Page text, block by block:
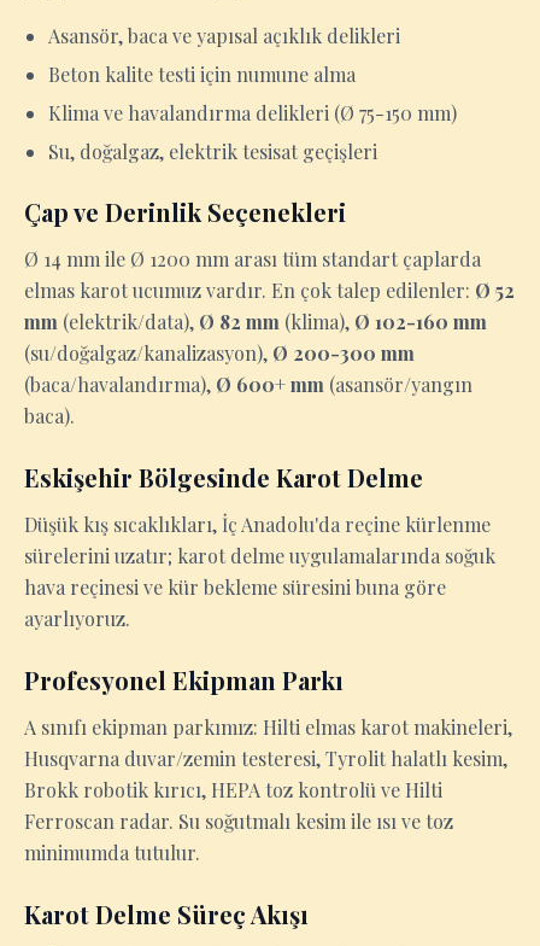
Asansör, baca ve yapısal açıklık delikleri
Beton kalite testi için numune alma
Klima ve havalandırma delikleri (Ø 75-150 mm)
Su, doğalgaz, elektrik tesisat geçişleri
Çap ve Derinlik Seçenekleri
Ø 14 mm ile Ø 1200 mm arası tüm standart çaplarda
elmas karot ucumuz vardır. En çok talep edilenler: Ø 52
mm (elektrik/data), Ø 82 mm (klima), Ø 102-160 mm
(su/doğalgaz/kanalizasyon), Ø 200-300 mm
(baca/havalandırma), Ø 600+ mm (asansör/yangın
baca).
Eskişehir Bölgesinde Karot Delme
Düşük kış sıcaklıkları, İç Anadolu'da reçine kürlenme
sürelerini uzatır; karot delme uygulamalarında soğuk
hava reçinesi ve kür bekleme süresini buna göre
ayarlıyoruz.
Profesyonel Ekipman Parkı
A sınıfı ekipman parkımız: Hilti elmas karot makineleri,
Husqvarna duvar/zemin testeresi, Tyrolit halatlı kesim,
Brokk robotik kırıcı, HEPA toz kontrolü ve Hilti
Ferroscan radar. Su soğutmalı kesim ile ısı ve toz
minimumda tutulur.
Karot Delme Süreç Akışı